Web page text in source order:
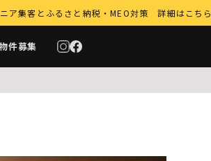
集客とふるさと納税・MEO対策 詳細はこちら
件募集